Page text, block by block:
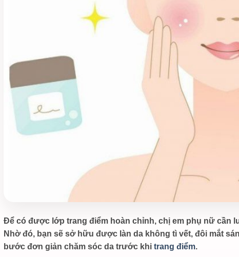
Để có được lớp trang điểm hoàn chỉnh, chị em phụ nữ cần
Nhờ đó, bạn sẽ sở hữu được làn da không tì vết, đôi mắt
bước đơn giản chăm sóc da trước khi trang điểm.